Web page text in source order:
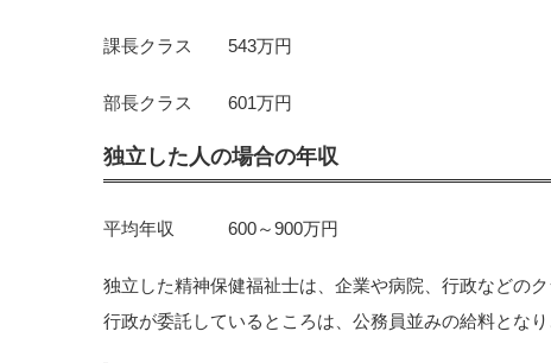
課長クラス 543万円
部長クラス 601万円
独立した人の場合の年収
平均年収 600～900万円
独立した精神保健福祉士は、企業や病院、行政などの
行政が委託しているところは、公務員並みの給料とな